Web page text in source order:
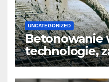
UNCATEGORIZED
Betonowanie
technologie,
design